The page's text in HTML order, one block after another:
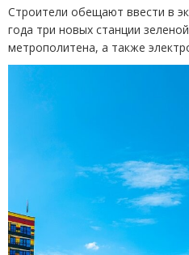
Строители обещают ввести в
года три новых станции
метрополитена, а также